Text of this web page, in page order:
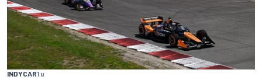
INDYCAR1 u